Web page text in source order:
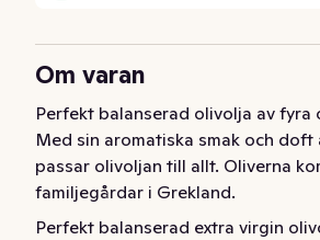
Om varan
Perfekt balanserad olivolja av fyra
Med sin aromatiska smak och doft
passar olivoljan till allt. Oliverna
familjegårdar i Grekland.
Perfekt balanserad extra virgin